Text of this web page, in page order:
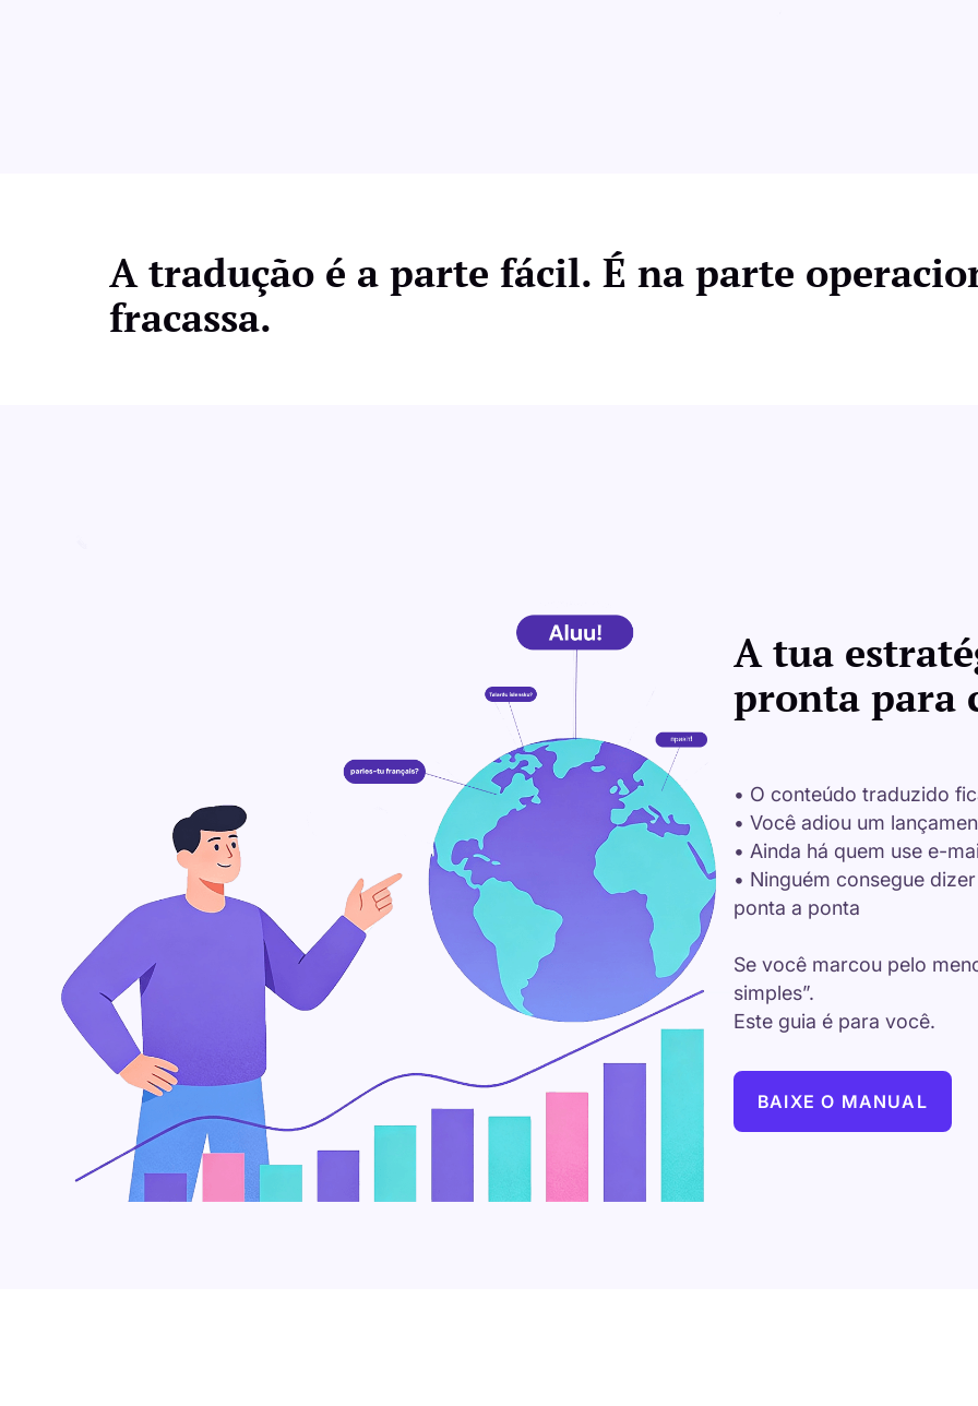
A tradução é a parte fácil. É na parte
fracassa.
A tua
pronta para
• O conteúdo traduzido
• Você adiou um
• Ainda há quem use e-
• Ninguém consegue
ponta a ponta
Se você marcou pelo
simples”.
Este guia é para você.
BAIXE O MANUAL